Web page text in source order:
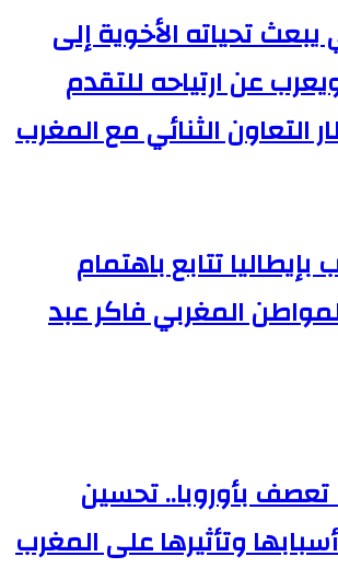
يبعث تحياته الأخوية إلى
عن ارتياحه للتقدم
التعاون الثنائي مع المغرب
تتابع باهتمام
المغربي فاكر عبد
تعصف بأوروبا.. تحسين
وتأثيرها على المغرب